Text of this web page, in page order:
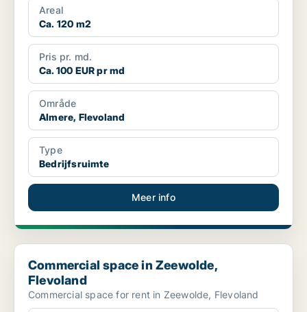
Areal
Ca. 120 m2
Pris pr. md.
Ca. 100 EUR pr md
Område
Almere, Flevoland
Type
Bedrijfsruimte
Meer info
Commercial space in Zeewolde, Flevoland
Commercial space in Zeewolde,
Flevoland
Commercial space for rent in Zeewolde, Flevoland